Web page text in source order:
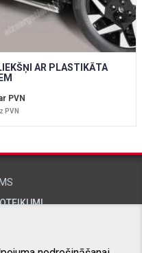
AR PLASTIKĀTA
PVN
PVN